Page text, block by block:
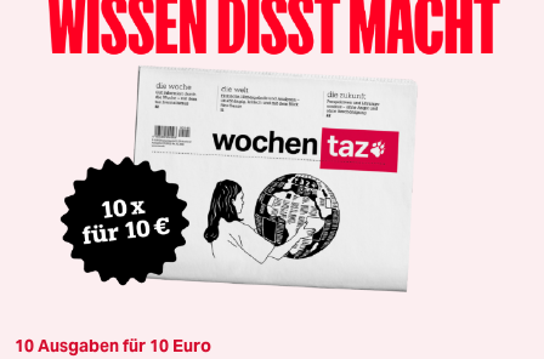
10 Ausgaben für 10 Euro